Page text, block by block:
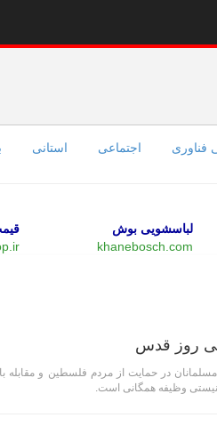
فناوری اجتماعی استانی
لباسشویی بوش
khanebosch.com
روز قدس
در حمایت از مردم فلسطین و مقابله
وظیفه همگانی است.